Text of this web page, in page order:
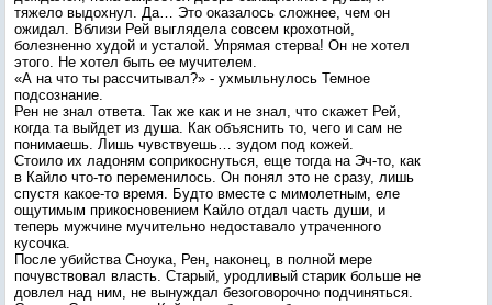
тяжело выдохнул. Да… Это оказалось сложнее, чем он
ожидал. Вблизи Рей выглядела совсем крохотной,
болезненно худой и усталой. Упрямая стерва! Он не хотел
этого. Не хотел быть ее мучителем.
«А на что ты рассчитывал?» - ухмыльнулось Темное
подсознание.
Рен не знал ответа. Так же как и не знал, что скажет Рей,
когда та выйдет из душа. Как объяснить то, чего и сам не
понимаешь. Лишь чувствуешь… зудом под кожей.
Стоило их ладоням соприкоснуться, еще тогда на Эч-то, как
в Кайло что-то переменилось. Он понял это не сразу, лишь
спустя какое-то время. Будто вместе с мимолетным, еле
ощутимым прикосновением Кайло отдал часть души, и
теперь мужчине мучительно недоставало утраченного
кусочка.
После убийства Сноука, Рен, наконец, в полной мере
почувствовал власть. Старый, уродливый старик больше не
довлел над ним, не вынуждал безоговорочно подчиняться.